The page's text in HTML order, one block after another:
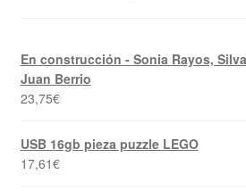
En construcción - Sonia Rayos,
Juan Berrio
23,75€
USB 16gb pieza puzzle LEGO
17,61€